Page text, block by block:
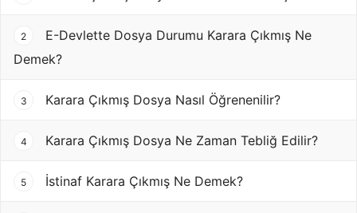
2
E-Devlette Dosya Durumu Karara Çıkmış Ne
Demek?
3 Karara Çıkmış Dosya Nasıl Öğrenenilir?
4 Karara Çıkmış Dosya Ne Zaman Tebliğ Edilir?
5 İstinaf Karara Çıkmış Ne Demek?